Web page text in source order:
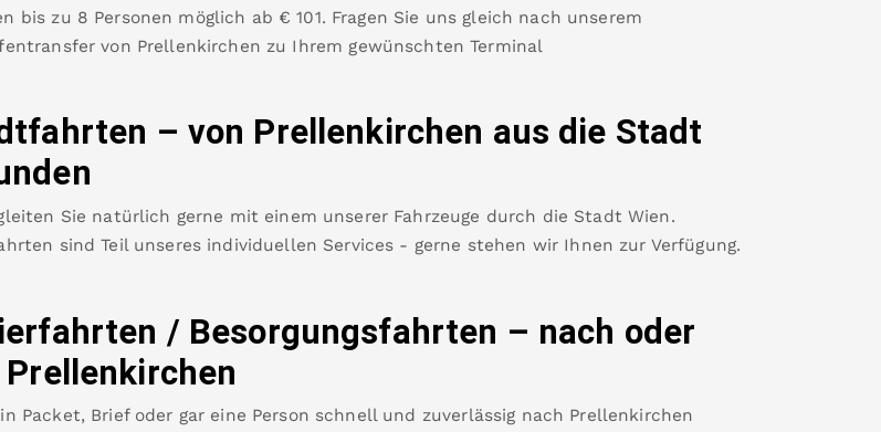
bis zu 8 Personen möglich ab € 101. Fragen Sie uns gleich nach unserem
von Prellenkirchen zu Ihrem gewünschten Terminal
– von Prellenkirchen aus die Stadt
Sie natürlich gerne mit einem unserer Fahrzeuge durch die Stadt Wien.
sind Teil unseres individuellen Services - gerne stehen wir Ihnen zur Verfügung.
/ Besorgungsfahrten – nach oder
Prellenkirchen
Packet, Brief oder gar eine Person schnell und zuverlässig nach Prellenkirchen